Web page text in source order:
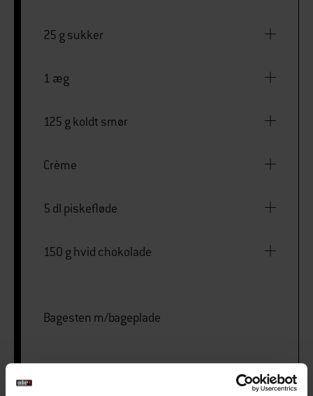
25 g sukker
1 æg
125 g koldt smør
Crème
5 dl piskefløde
150 g hvid chokolade
Bagesten m/bageplade